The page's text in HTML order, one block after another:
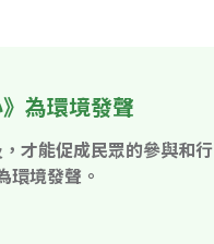
為環境發聲
才能促成民眾的參與和行
環境發聲。